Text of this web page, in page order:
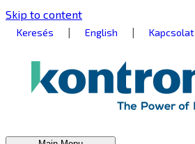
Skip to content
Keresés | English | Kapcsolat